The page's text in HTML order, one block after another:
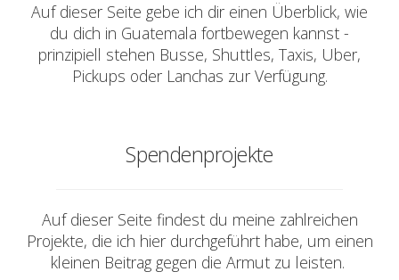
Auf dieser Seite gebe ich dir einen Überblick, wie
du dich in Guatemala fortbewegen kannst -
prinzipiell stehen Busse, Shuttles, Taxis, Uber,
Pickups oder Lanchas zur Verfügung.
Spendenprojekte
Auf dieser Seite findest du meine zahlreichen
Projekte, die ich hier durchgeführt habe, um einen
kleinen Beitrag gegen die Armut zu leisten.